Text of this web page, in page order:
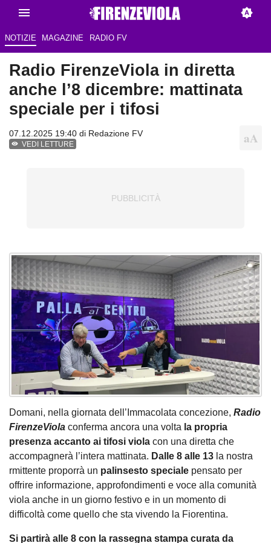
NOTIZIE MAGAZINE RADIO FV
Radio FirenzeViola in diretta
anche l’8 dicembre: mattinata
speciale per i tifosi
07.12.2025 19:40 di Redazione FV
VEDI LETTURE
Domani, nella giornata dell’Immacolata concezione, Radio
FirenzeViola conferma ancora una volta la propria
presenza accanto ai tifosi viola con una diretta che
accompagnerà l’intera mattinata. Dalle 8 alle 13 la nostra
rmittente proporrà un palinsesto speciale pensato per
offrire informazione, approfondimenti e voce alla comunità
viola anche in un giorno festivo e in un momento di
difficoltà come quello che sta vivendo la Fiorentina.
Si partirà alle 8 con la rassegna stampa curata da